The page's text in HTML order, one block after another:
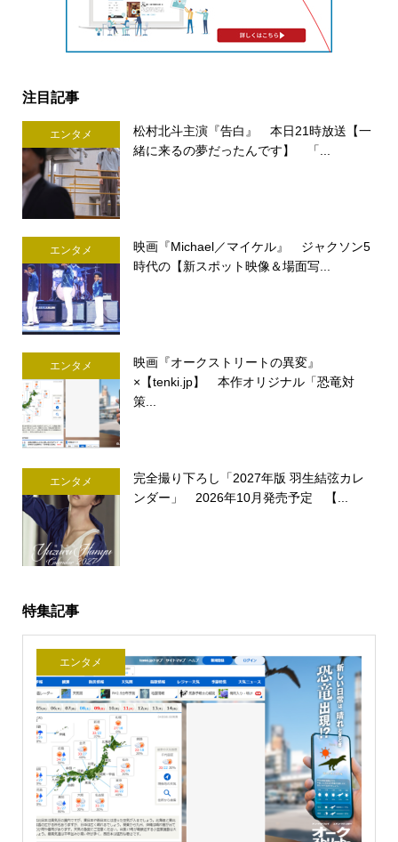
注目記事
エンタメ
松村北斗主演『告白』 本日21時放送【一
緒に来るの夢だったんです】 「...
エンタメ
映画『Michael／マイケル』 ジャクソン5
時代の【新スポット映像＆場面写...
エンタメ
映画『オークストリートの異変』
×【tenki.jp】 本作オリジナル「恐竜対
策...
エンタメ
完全撮り下ろし「2027年版 羽生結弦カレ
ンダー」 2026年10月発売予定 【...
特集記事
エンタメ